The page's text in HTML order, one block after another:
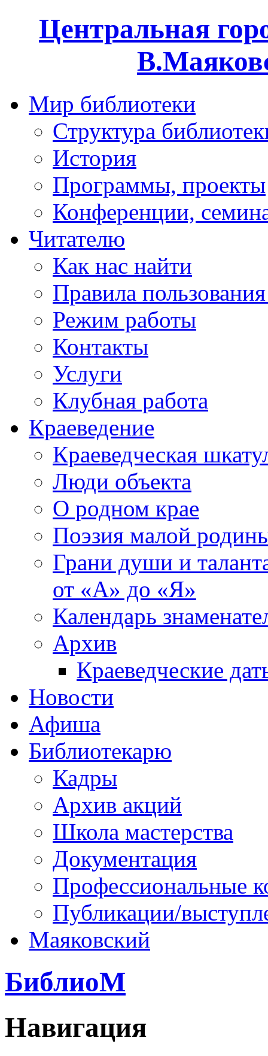
Центральная
Мир библиотеки
Структура
История
Программы, проекты
Конференции,
Читателю
Как нас найти
Правила
Режим работы
Контакты
Услуги
Клубная работа
Краеведение
Краеведческая
Люди объекта
О родном крае
Поэзия малой
Грани души и
от «А» до «Я»
Календарь
Архив
Краеведческие
Новости
Афиша
Библиотекарю
Кадры
Архив акций
Школа мастерства
Документация
Профессиональные
Публикации/
Маяковский
БиблиоМ
Навигация